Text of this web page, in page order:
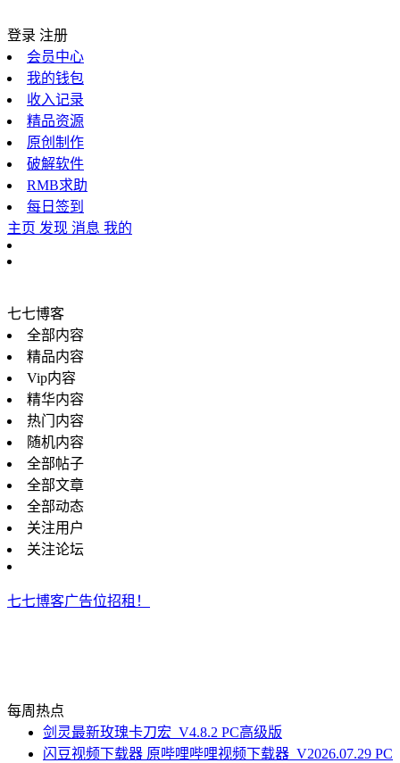
登录 注册
会员中心
我的钱包
收入记录
精品资源
原创制作
破解软件
RMB求助
每日签到
主页 发现 消息 我的
七七博客
全部内容
精品内容
Vip内容
精华内容
热门内容
随机内容
全部帖子
全部文章
全部动态
关注用户
关注论坛
七七博客广告位招租！
每周热点
剑灵最新玫瑰卡刀宏_V4.8.2 PC高级版
闪豆视频下载器 原哔哩哔哩视频下载器_V2026.07.29 PC